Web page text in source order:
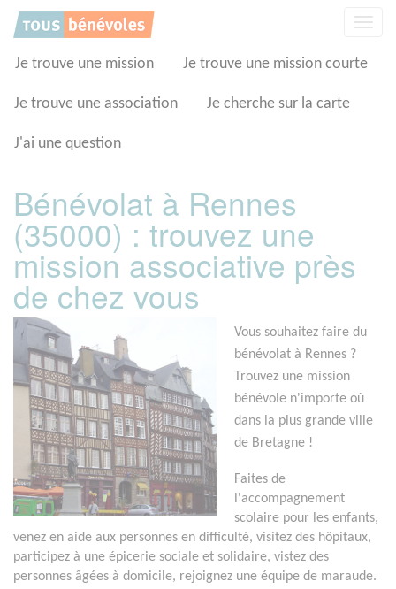
Je trouve une mission Je trouve une mission courte
Je trouve une association Je cherche sur la carte
J'ai une question
Bénévolat à Rennes
(35000) : trouvez une
mission associative près
de chez vous
Vous souhaitez faire du
bénévolat à Rennes ?
Trouvez une mission
bénévole n'importe où
dans la plus grande ville
de Bretagne !
Faites de
l'accompagnement
scolaire pour les enfants,
venez en aide aux personnes en difficulté, visitez des hôpitaux,
participez à une épicerie sociale et solidaire, vistez des
personnes âgées à domicile, rejoignez une équipe de maraude.
Panneau de gestion des cookies